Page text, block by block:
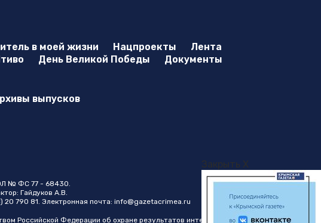
Закрыть X
в моей жизни Нацпроекты
Лента
День Великой Победы
Документы
выпусков
ЭЛ № ФС 77 - 68430.
Гайдуков А.В.
790 81. Электронная почта: info@gazetacrimea.ru
Российской Федерации об охране результатов интеллектуальной